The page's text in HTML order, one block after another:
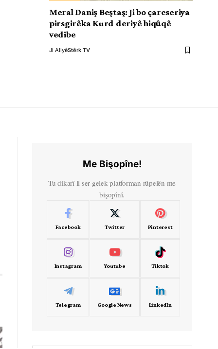
Meral Daniş Beştaş: Ji bo çareseriya
pirsgirêka Kurd deriyê hiqûqê
vedibe
Ji AliyêStêrk TV
Me Bişopîne!
Tu dikarî li ser gelek platforman rûpelên me
bişopînî.
Facebook Twitter Pinterest
Instagram Youtube Tiktok
Telegram Google News LinkedIn